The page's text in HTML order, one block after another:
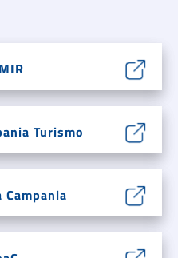
Turismo